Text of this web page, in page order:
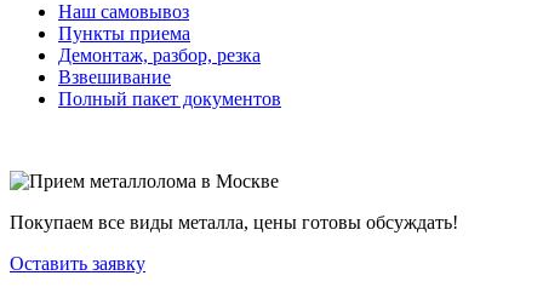
Наш самовывоз
Пункты приема
Демонтаж, разбор, резка
Взвешивание
Полный пакет документов
Покупаем все виды металла, цены готовы обсуждать!
Оставить заявку